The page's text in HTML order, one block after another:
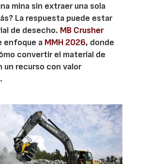
mina sin extraer una sola
La respuesta puede estar
de desecho. MB Crusher
enfoque a MMH 2026, donde
convertir el material de
un recurso con valor